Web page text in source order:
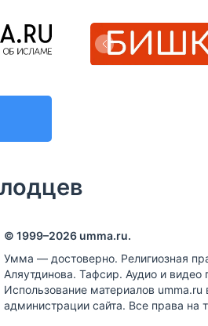
© 1999–2026 umma.ru.
Умма — достоверно. Религиозная
Аляутдинова. Тафсир. Аудио и видео
Использование материалов
администрации сайта. Все права на